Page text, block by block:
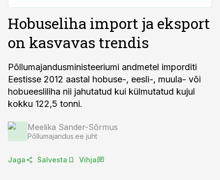
Hobuseliha import ja eksport
on kasvavas trendis
Põllumajandusministeeriumi andmetel imporditi
Eestisse 2012 aastal hobuse-, eesli-, muula- või
hobueesliliha nii jahutatud kui külmutatud kujul
kokku 122,5 tonni.
Meelika Sander-Sõrmus
Põllumajandus.ee juht
Jaga Salvesta Vihja